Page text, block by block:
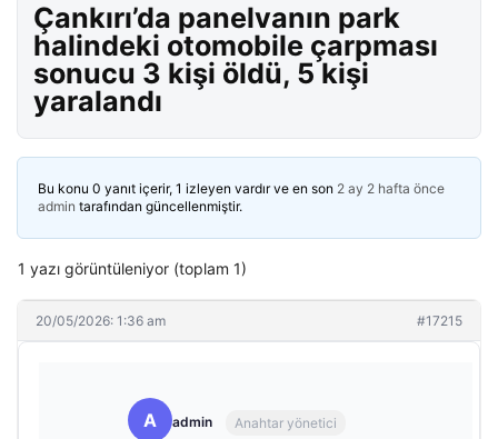
Çankırı’da panelvanın park
halindeki otomobile çarpması
sonucu 3 kişi öldü, 5 kişi
yaralandı
Bu konu 0 yanıt içerir, 1 izleyen vardır ve en son 2 ay 2 hafta önce
admin tarafından güncellenmiştir.
1 yazı görüntüleniyor (toplam 1)
20/05/2026: 1:36 am #17215
A admin Anahtar yönetici